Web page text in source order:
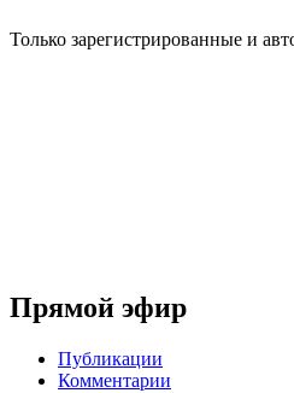
Только зарегистрированные и
Прямой эфир
Публикации
Комментарии